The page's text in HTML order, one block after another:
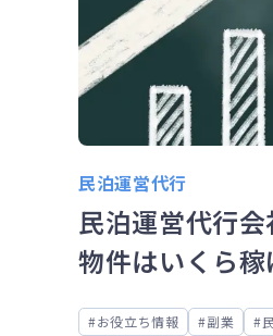
民泊運営代行
民泊運営代行
物件はいくら
益シミュレー
お役立ち情報 副業